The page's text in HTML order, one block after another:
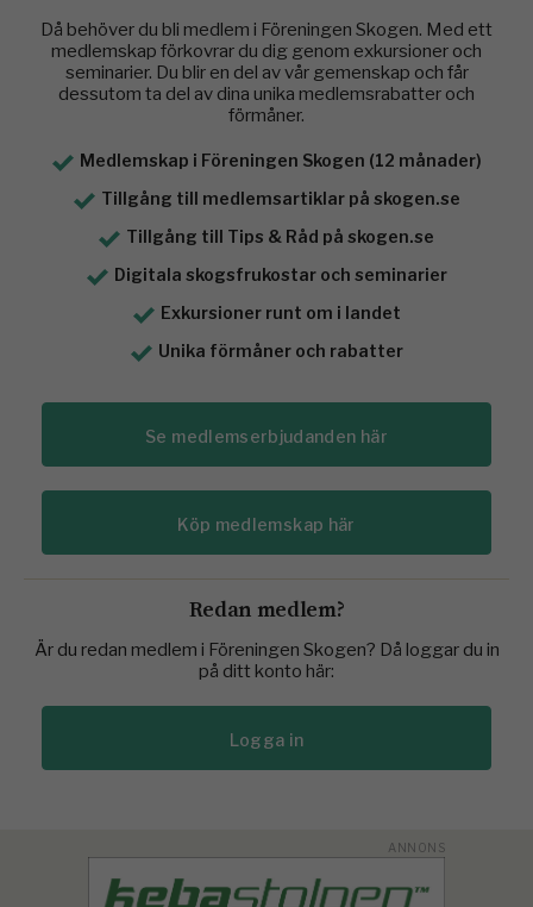
Då behöver du bli medlem i Föreningen Skogen. Med ett
medlemskap förkovrar du dig genom exkursioner och
seminarier. Du blir en del av vår gemenskap och får
dessutom ta del av dina unika medlemsrabatter och
förmåner.
Medlemskap i Föreningen Skogen (12 månader)
Tillgång till medlemsartiklar på skogen.se
Tillgång till Tips & Råd på skogen.se
Digitala skogsfrukostar och seminarier
Exkursioner runt om i landet
Unika förmåner och rabatter
Se medlemserbjudanden här
Köp medlemskap här
Redan medlem?
Är du redan medlem i Föreningen Skogen? Då loggar du in
på ditt konto här:
Logga in